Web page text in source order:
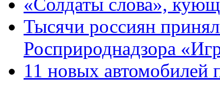
«Солдаты слова»,
Тысячи россиян
Росприроднадзора
11 новых автомобилей